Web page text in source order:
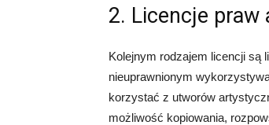
2. Licencje praw
Kolejnym rodzajem licencji są
nieuprawnionym
korzystać z utworów
możliwość kopiowania,